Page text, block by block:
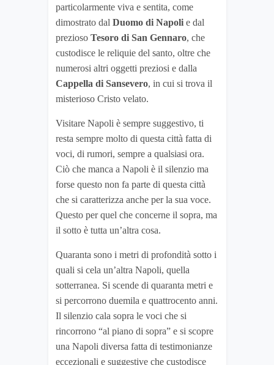
particolarmente viva e sentita, come
dimostrato dal Duomo di Napoli e dal
prezioso Tesoro di San Gennaro, che
custodisce le reliquie del santo, oltre che
numerosi altri oggetti preziosi e dalla
Cappella di Sansevero, in cui si trova il
misterioso Cristo velato.
Visitare Napoli è sempre suggestivo, ti
resta sempre molto di questa città fatta di
voci, di rumori, sempre a qualsiasi ora.
Ciò che manca a Napoli è il silenzio ma
forse questo non fa parte di questa città
che si caratterizza anche per la sua voce.
Questo per quel che concerne il sopra, ma
il sotto è tutta un’altra cosa.
Quaranta sono i metri di profondità sotto i
quali si cela un’altra Napoli, quella
sotterranea. Si scende di quaranta metri e
si percorrono duemila e quattrocento anni.
Il silenzio cala sopra le voci che si
rincorrono “al piano di sopra” e si scopre
una Napoli diversa fatta di testimonianze
eccezionali e suggestive che custodisce